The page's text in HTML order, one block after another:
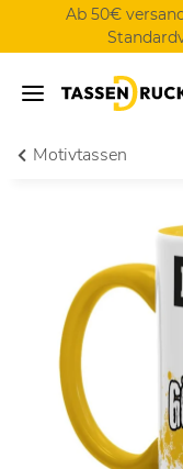
Ab 50€
Motivtassen